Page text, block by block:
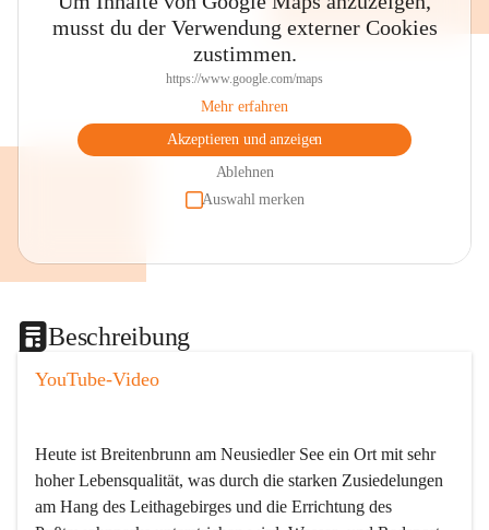
musst du der Verwendung externer Cookies
zustimmen.
https://www.google.com/maps
Mehr erfahren
Akzeptieren und anzeigen
Ablehnen
Auswahl merken
Beschreibung
YouTube-Video
Heute ist Breitenbrunn am Neusiedler See ein Ort mit sehr
hoher Lebensqualität, was durch die starken Zusiedelungen
am Hang des Leithagebirges und die Errichtung des